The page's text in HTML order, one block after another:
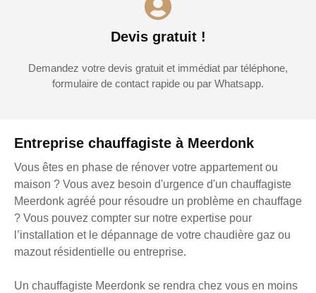
Entreprise chauffagiste à Meerdonk
Vous êtes en phase de rénover votre appartement ou
maison ? Vous avez besoin d'urgence d'un chauffagiste
Meerdonk agréé pour résoudre un problème en chauffage
? Vous pouvez compter sur notre expertise pour
l’installation et le dépannage de votre chaudière gaz ou
mazout résidentielle ou entreprise.
Un chauffagiste Meerdonk se rendra chez vous en moins
Devis gratuit !
Demandez votre devis gratuit et immédiat par téléphone,
formulaire de contact rapide ou par Whatsapp.